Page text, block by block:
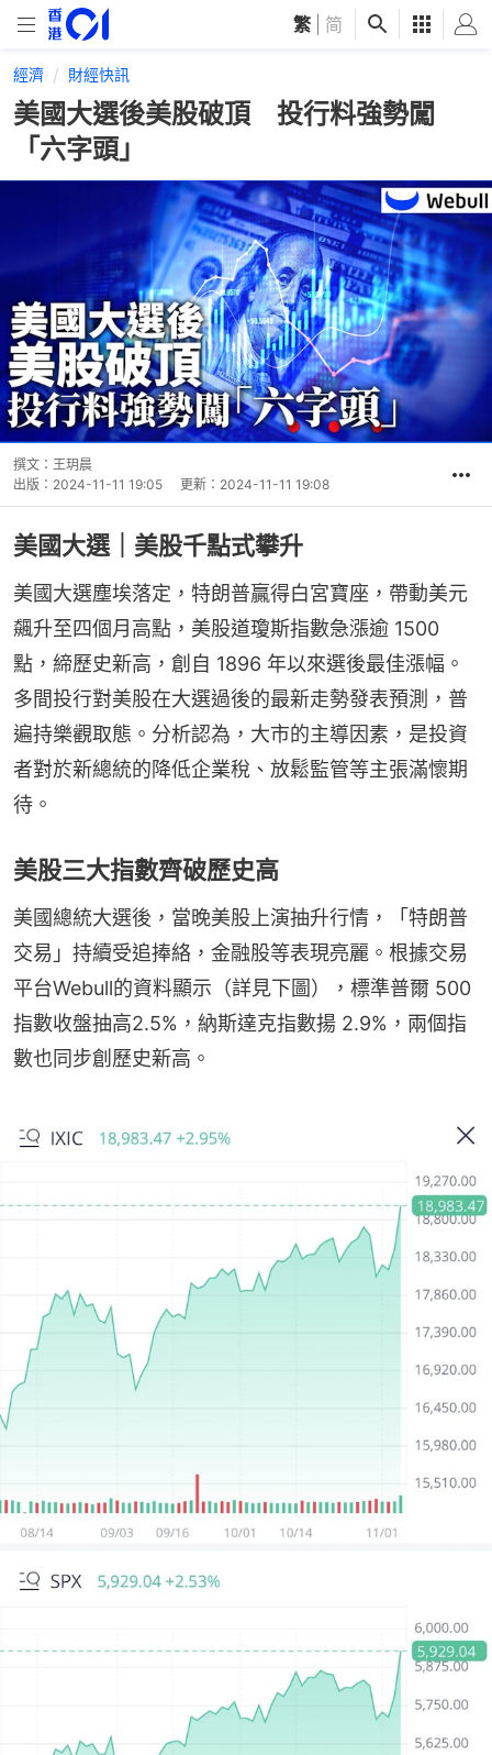
繁 简
經濟 財經快訊
美國大選後美股破頂 投行料強勢闖
「六字頭」
撰文： 王玥晨
出版： 2024-11-11 19:05 更新： 2024-11-11 19:08
美國大選｜美股千點式攀升
美國大選塵埃落定，特朗普贏得白宮寶座，帶動美元
飆升至四個月高點，美股道瓊斯指數急漲逾 1500
點，締歷史新高，創自 1896 年以來選後最佳漲幅。
多間投行對美股在大選過後的最新走勢發表預測，普
遍持樂觀取態。分析認為，大市的主導因素，是投資
者對於新總統的降低企業稅、放鬆監管等主張滿懷期
待。
美股三大指數齊破歷史高
美國總統大選後，當晚美股上演抽升行情，「特朗普
交易」持續受追捧絡，金融股等表現亮麗。根據交易
平台Webull的資料顯示（詳見下圖），標準普爾 500
指數收盤抽高2.5%，納斯達克指數揚 2.9%，兩個指
數也同步創歷史新高。